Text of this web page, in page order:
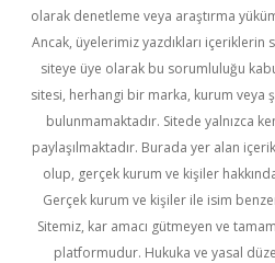
olarak denetleme veya araştırma
Ancak, üyelerimiz yazdıkları içeriklerin
siteye üye olarak bu sorumluluğu
sitesi, herhangi bir marka, kurum veya
bulunmamaktadır. Sitede yalnızca
paylaşılmaktadır. Burada yer alan
olup, gerçek kurum ve kişiler
Gerçek kurum ve kişiler ile isim
Sitemiz, kar amacı gütmeyen ve
platformudur. Hukuka ve yasal